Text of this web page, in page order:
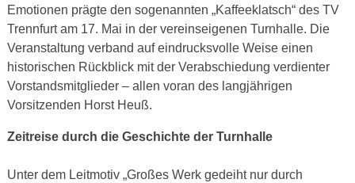
Emotionen prägte den sogenannten „Kaffeeklatsch“ des TV
Trennfurt am 17. Mai in der vereinseigenen Turnhalle. Die
Veranstaltung verband auf eindrucksvolle Weise einen
historischen Rückblick mit der Verabschiedung verdienter
Vorstandsmitglieder – allen voran des langjährigen
Vorsitzenden Horst Heuß.
Zeitreise durch die Geschichte der Turnhalle
Unter dem Leitmotiv „Großes Werk gedeiht nur durch